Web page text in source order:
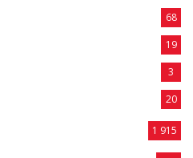
68
19
3
20
1 915